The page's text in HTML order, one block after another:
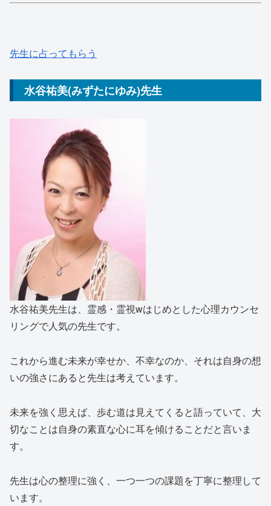
先生に占ってもらう
水谷祐美(みずたにゆみ)先生
水谷祐美先生は、霊感・霊視wはじめとした心理カウンセ
リングで人気の先生です。
これから進む未来が幸せか、不幸なのか、それは自身の想
いの強さにあると先生は考えています。
未来を強く思えば、歩む道は見えてくると語っていて、大
切なことは自身の素直な心に耳を傾けることだと言いま
す。
先生は心の整理に強く、一つ一つの課題を丁寧に整理して
います。